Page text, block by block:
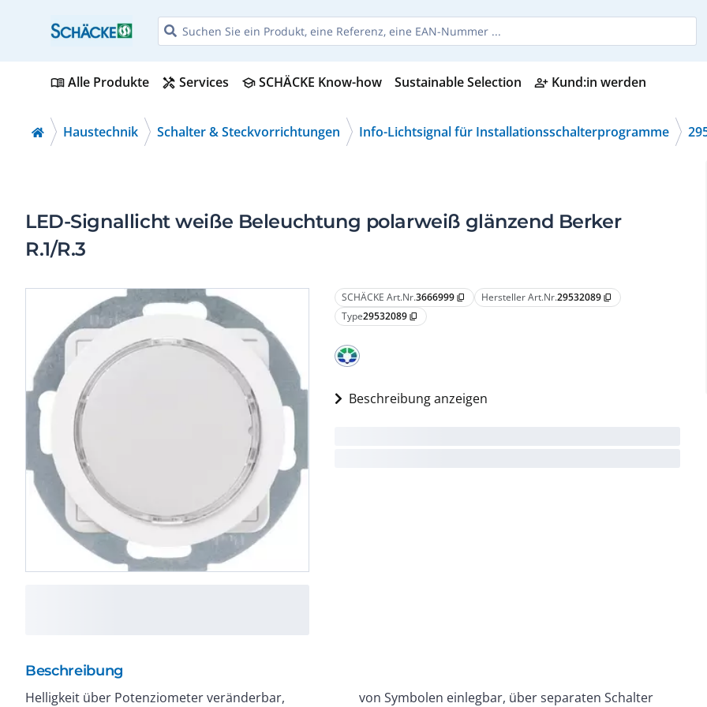
menu_bookAlle Produkte handyman Services schoolSCHÄCKE Know-how Sustainable Selection person_add_alt Kund:in werden
Haustechnik Schalter & Steckvorrichtungen Info-Lichtsignal für Installationsschalterprogramme
LED-Signallicht weiße Beleuchtung polarweiß glänzend Berker
R.1/R.3
SCHÄCKE Art.Nr.3666999 content_copy Hersteller Art.Nr.29532089 content_copy
Type29532089 content_copy
Beschreibung anzeigen
Beschreibung
Helligkeit über Potenziometer veränderbar,
von Symbolen einlegbar, über separaten Schalter